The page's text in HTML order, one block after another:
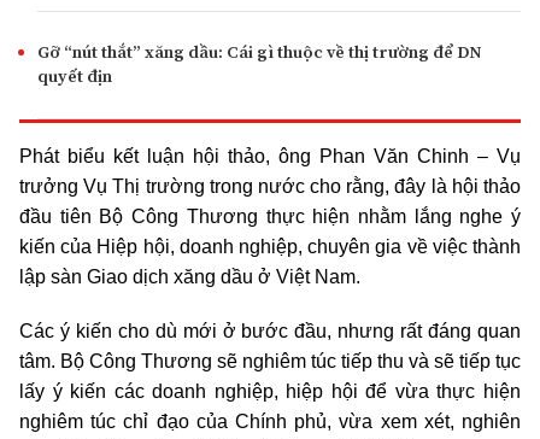
Gỡ “nút thắt” xăng dầu: Cái gì thuộc về thị trường để DN
quyết địn
Phát biểu kết luận hội thảo, ông Phan Văn Chinh – Vụ
trưởng Vụ Thị trường trong nước cho rằng, đây là hội thảo
đầu tiên Bộ Công Thương thực hiện nhằm lắng nghe ý
kiến của Hiệp hội, doanh nghiệp, chuyên gia về việc thành
lập sàn Giao dịch xăng dầu ở Việt Nam.
Các ý kiến cho dù mới ở bước đầu, nhưng rất đáng quan
tâm. Bộ Công Thương sẽ nghiêm túc tiếp thu và sẽ tiếp tục
lấy ý kiến các doanh nghiệp, hiệp hội để vừa thực hiện
nghiêm túc chỉ đạo của Chính phủ, vừa xem xét, nghiên